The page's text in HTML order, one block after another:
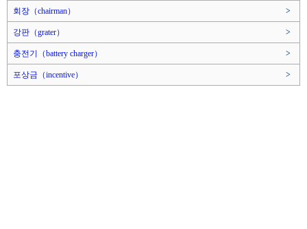
회장（chairman） >
강판（grater） >
충전기（battery charger） >
포상금（incentive） >